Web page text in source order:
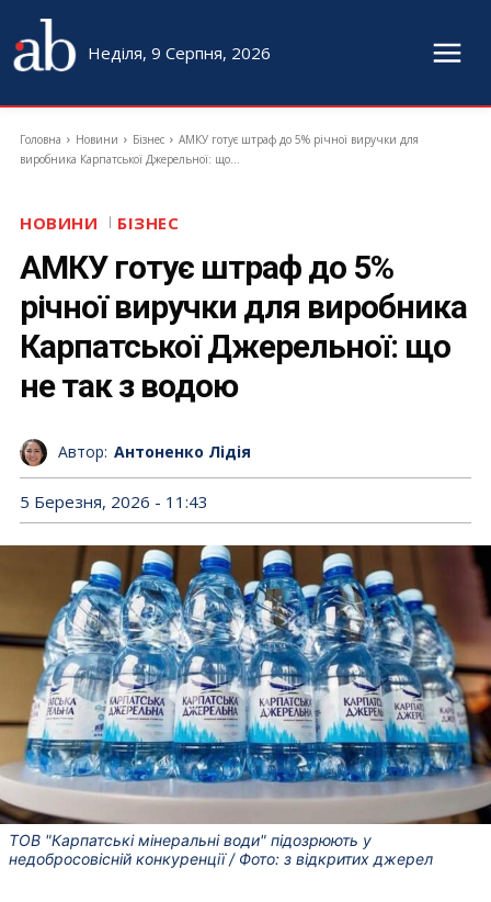
Неділя, 9 Серпня, 2026
Головна Новини Бізнес
АМКУ готує штраф до 5% річної виручки для
виробника Карпатської Джерельної: що...
НОВИНИ БІЗНЕС
АМКУ готує штраф до 5%
річної виручки для виробника
Карпатської Джерельної: що
не так з водою
Автор: Антоненко Лідія
5 Березня, 2026 - 11:43
ТОВ "Карпатські мінеральні води" підозрюють у
недобросовісній конкуренції / Фото: з відкритих джерел